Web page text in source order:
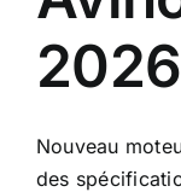
Nouveau
des